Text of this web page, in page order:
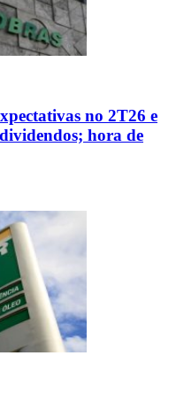
no 2T26 e
hora de